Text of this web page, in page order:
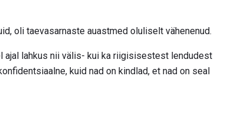
oli taevasarnaste auastmed oluliselt vähenenud.
ajal lahkus nii välis- kui ka riigisisestest lendudest
kuid nad on kindlad, et nad on seal